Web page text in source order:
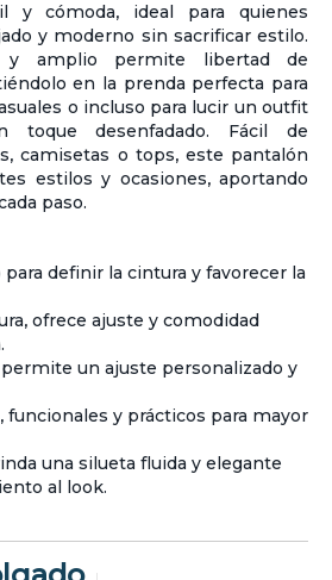
y cómoda, ideal para quienes
y moderno sin sacrificar estilo.
y amplio permite libertad de
en la prenda perfecta para
o incluso para lucir un outfit
toque desenfadado. Fácil de
camisetas o tops, este pantalón
estilos y ocasiones, aportando
paso.
definir la cintura y favorecer la
ofrece ajuste y comodidad
un ajuste personalizado y
funcionales y prácticos para mayor
una silueta fluida y elegante
al look.